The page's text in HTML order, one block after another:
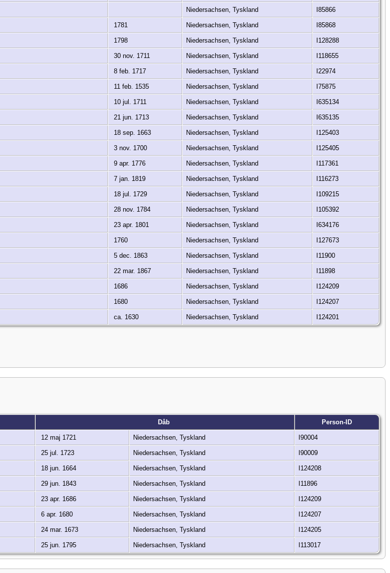
Niedersachsen, Tyskland I85866
1781 Niedersachsen, Tyskland I85868
1798 Niedersachsen, Tyskland I128288
30 nov. 1711 Niedersachsen, Tyskland I118655
8 feb. 1717 Niedersachsen, Tyskland I22974
11 feb. 1535 Niedersachsen, Tyskland I75875
10 jul. 1711 Niedersachsen, Tyskland I635134
21 jun. 1713 Niedersachsen, Tyskland I635135
18 sep. 1663 Niedersachsen, Tyskland I125403
3 nov. 1700 Niedersachsen, Tyskland I125405
9 apr. 1776 Niedersachsen, Tyskland I117361
7 jan. 1819 Niedersachsen, Tyskland I116273
18 jul. 1729 Niedersachsen, Tyskland I109215
28 nov. 1784 Niedersachsen, Tyskland I105392
23 apr. 1801 Niedersachsen, Tyskland I634176
1760 Niedersachsen, Tyskland I127673
5 dec. 1863 Niedersachsen, Tyskland I11900
22 mar. 1867 Niedersachsen, Tyskland I11898
1686 Niedersachsen, Tyskland I124209
1680 Niedersachsen, Tyskland I124207
ca. 1630 Niedersachsen, Tyskland I124201
Dåb Person-ID
12 maj 1721 Niedersachsen, Tyskland I90004
25 jul. 1723 Niedersachsen, Tyskland I90009
18 jun. 1664 Niedersachsen, Tyskland I124208
29 jun. 1843 Niedersachsen, Tyskland I11896
23 apr. 1686 Niedersachsen, Tyskland I124209
6 apr. 1680 Niedersachsen, Tyskland I124207
24 mar. 1673 Niedersachsen, Tyskland I124205
25 jun. 1795 Niedersachsen, Tyskland I113017